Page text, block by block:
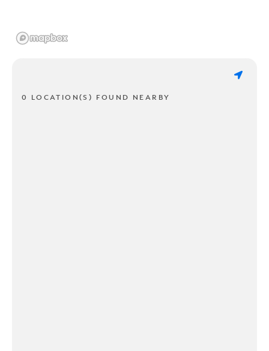
0 LOCATION(S) FOUND NEARBY